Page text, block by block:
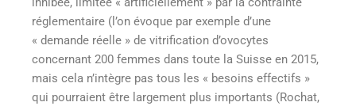
réglementaire (l’on évoque par exemple d’une
« demande réelle » de vitrification d’ovocytes
concernant 200 femmes dans toute la Suisse en 2015,
mais cela n’intègre pas tous les « besoins effectifs »
qui pourraient être largement plus importants (Rochat,